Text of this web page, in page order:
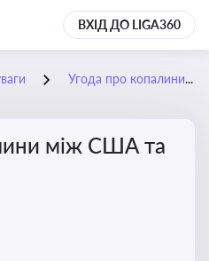
ВХІД ДО LIGA360
Угода про копалини між США та Україною
між США та